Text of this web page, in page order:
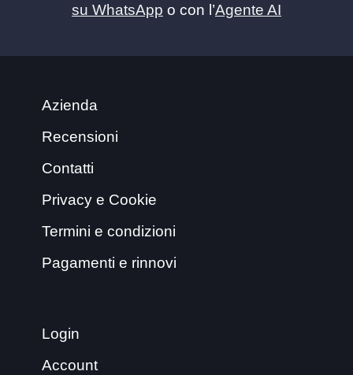
su WhatsApp o con l’Agente AI
Azienda
Recensioni
Contatti
Privacy e Cookie
Termini e condizioni
Pagamenti e rinnovi
Login
Account